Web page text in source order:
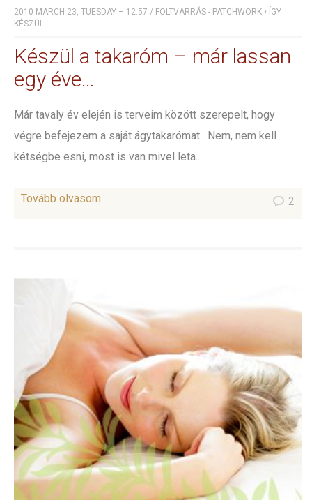
2010 MARCH 23, TUESDAY – 12:57 / FOLTVARRÁS - PATCHWORK • ÍGY
KÉSZÜL
Készül a takaróm – már lassan
egy éve…
Már tavaly év elején is terveim között szerepelt, hogy
végre befejezem a saját ágytakarómat. Nem, nem kell
kétségbe esni, most is van mivel leta...
Tovább olvasom 2